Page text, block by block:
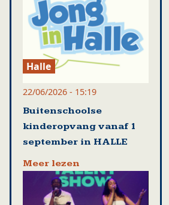
Halle
22/06/2026 - 15:19
Buitenschoolse
kinderopvang vanaf 1
september in HALLE
Meer lezen